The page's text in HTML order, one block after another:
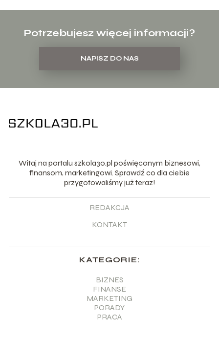
Potrzebujesz więcej informacji?
NAPISZ DO NAS
Witaj na portalu szkola30.pl poświęconym biznesowi,
finansom, marketingowi. Sprawdź co dla ciebie
przygotowaliśmy już teraz!
REDAKCJA
KONTAKT
KATEGORIE:
BIZNES
FINANSE
MARKETING
PORADY
PRACA